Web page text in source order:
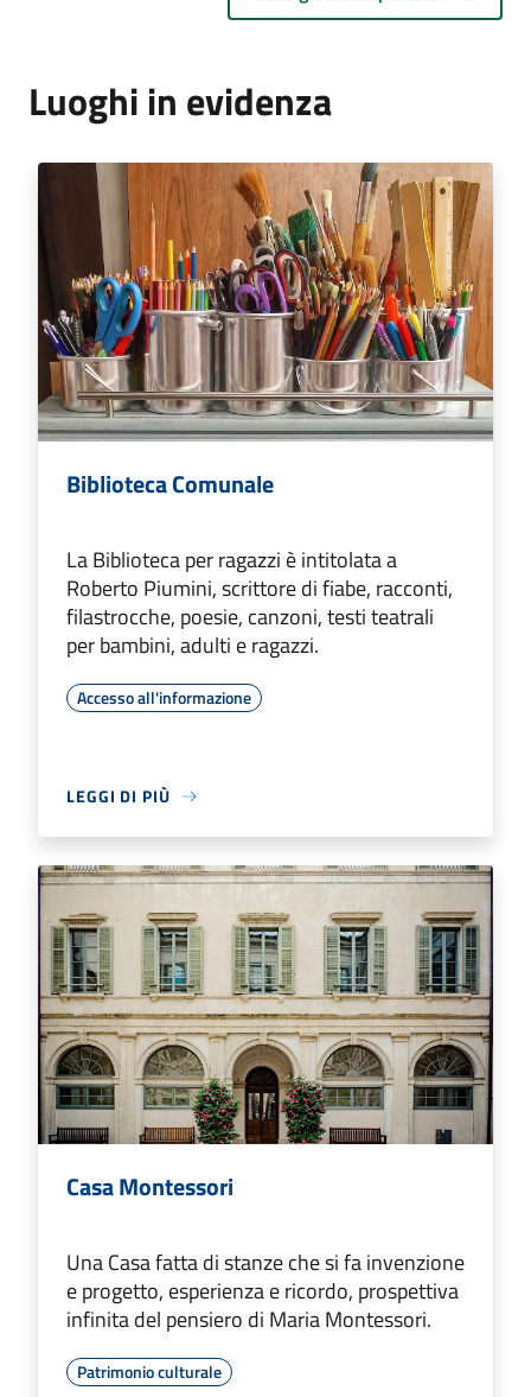
Luoghi in evidenza
Biblioteca Comunale
La Biblioteca per ragazzi è intitolata a
Roberto Piumini, scrittore di fiabe, racconti,
filastrocche, poesie, canzoni, testi teatrali
per bambini, adulti e ragazzi.
Accesso all'informazione
LEGGI DI PIÙ
Casa Montessori
Una Casa fatta di stanze che si fa invenzione
e progetto, esperienza e ricordo, prospettiva
infinita del pensiero di Maria Montessori.
Patrimonio culturale